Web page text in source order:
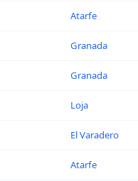
Atarfe
Granada
Granada
Loja
El Varadero
Atarfe